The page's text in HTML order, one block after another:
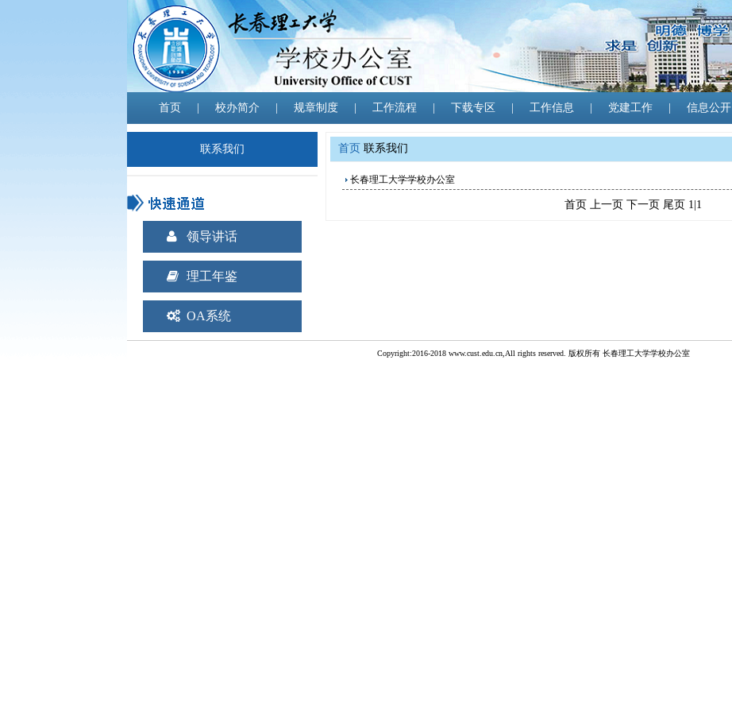
首页 校办简介 规章制度 工作流程 下载专区 工作信息 党建工作 信息公开
联系我们
领导讲话
理工年鉴
OA系统
首页 联系我们
长春理工大学学校办公室
首页 上一页 下一页 尾页 1|1
Copyright:2016-2018 www.cust.edu.cn,All rights reserved. 版权所有 长春理工大学学校办公室